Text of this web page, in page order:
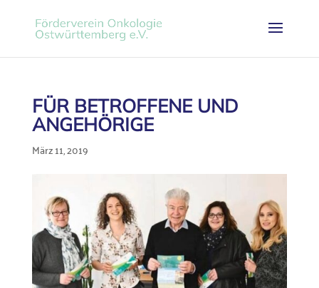
FÜR BETROFFENE UND
ANGEHÖRIGE
März 11, 2019